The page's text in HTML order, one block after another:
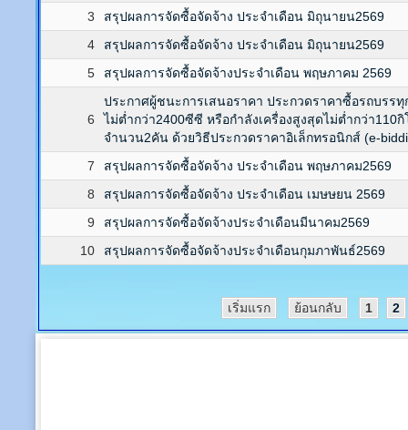
3
สรุปผลการจัดซื้อจัดจ้าง ประจำเดือน มิถุนายน2569
4
สรุปผลการจัดซื้อจัดจ้าง ประจำเดือน มิถุนายน2569
5
สรุปผลการจัดซื้อจัดจ้างประจำเดือน พฤษภาคม 2569
6
ประกาศผู้ชนะการเสนอราคา ประกวดราคาซื้อรถบรร
ไม่ต่ำกว่า2400ซีซี หรือกำลังเครื่องสูงสุดไม่ต่ำกว่า
จำนวน2คัน ด้วยวิธีประกวดราคาอิเล็กทรอนิกส์ (e-
7
สรุปผลการจัดซื้อจัดจ้าง ประจำเดือน พฤษภาคม2569
8
สรุปผลการจัดซื้อจัดจ้าง ประจำเดือน เมษษยน 2569
9
สรุปผลการจัดซื้อจัดจ้างประจำเดือนมีนาคม2569
10
สรุปผลการจัดซื้อจัดจ้างประจำเดือนกุมภาพันธ์2569
เริ่มแรก ย้อนกลับ 1 2